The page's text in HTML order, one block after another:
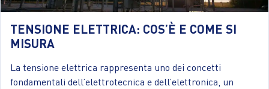
TENSIONE ELETTRICA: COS’È E COME SI
MISURA
La tensione elettrica rappresenta uno dei concetti
fondamentali dell’elettrotecnica e dell’elettronica, un